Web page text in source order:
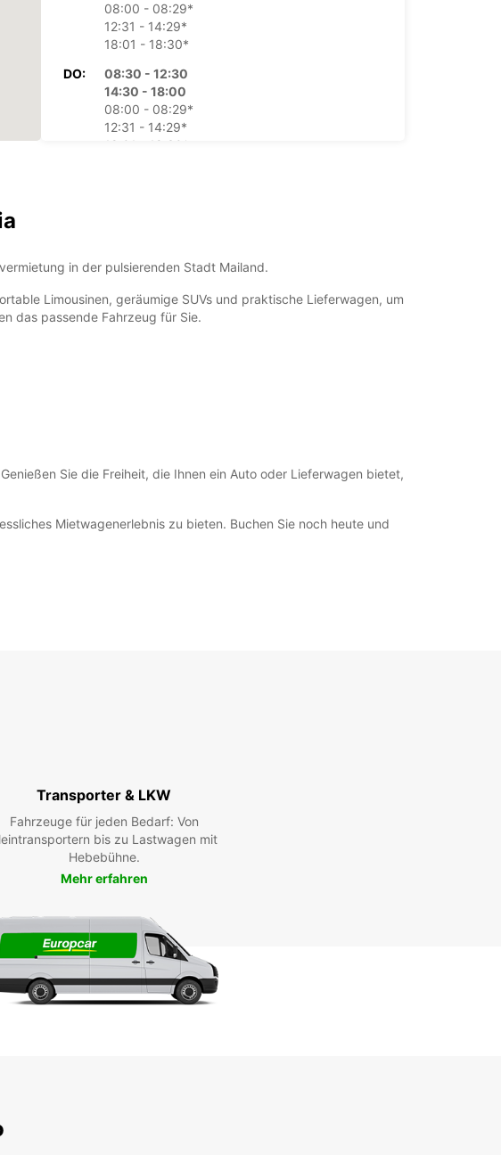
08:00 - 08:29*
12:31 - 14:29*
18:01 - 18:30*
DO:
08:30 - 12:30
14:30 - 18:00
08:00 - 08:29*
12:31 - 14:29*
18:01 - 18:30*
SA:
08:30 - 12:00
08:00 - 08:29*
SO:
Geschlossen
in der pulsierenden Stadt Mailand.
Limousinen, geräumige SUVs und praktische Lieferwagen, um
das passende Fahrzeug für Sie.
Sie die Freiheit, die Ihnen ein Auto oder Lieferwagen bietet,
Mietwagenerlebnis zu bieten. Buchen Sie noch heute und
Transporter & LKW
Fahrzeuge für jeden Bedarf: Von
bis zu Lastwagen mit
Hebebühne.
Mehr erfahren